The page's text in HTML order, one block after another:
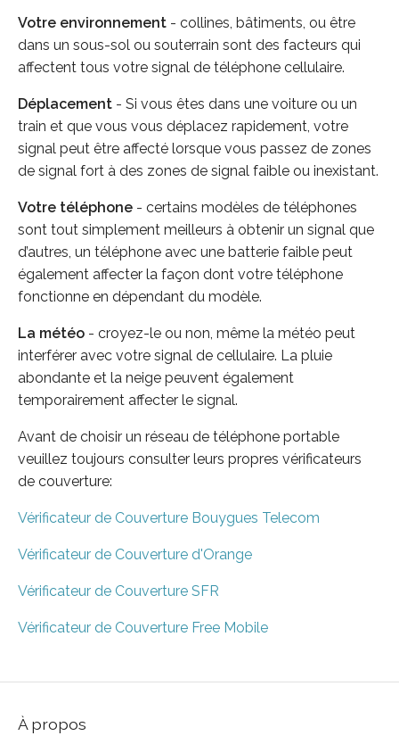
Votre environnement - collines, bâtiments, ou être
dans un sous-sol ou souterrain sont des facteurs qui
affectent tous votre signal de téléphone cellulaire.
Déplacement - Si vous êtes dans une voiture ou un
train et que vous vous déplacez rapidement, votre
signal peut être affecté lorsque vous passez de zones
de signal fort à des zones de signal faible ou inexistant.
Votre téléphone - certains modèles de téléphones
sont tout simplement meilleurs à obtenir un signal que
d’autres, un téléphone avec une batterie faible peut
également affecter la façon dont votre téléphone
fonctionne en dépendant du modèle.
La météo - croyez-le ou non, même la météo peut
interférer avec votre signal de cellulaire. La pluie
abondante et la neige peuvent également
temporairement affecter le signal.
Avant de choisir un réseau de téléphone portable
veuillez toujours consulter leurs propres vérificateurs
de couverture:
Vérificateur de Couverture Bouygues Telecom
Vérificateur de Couverture d'Orange
Vérificateur de Couverture SFR
Vérificateur de Couverture Free Mobile
À propos